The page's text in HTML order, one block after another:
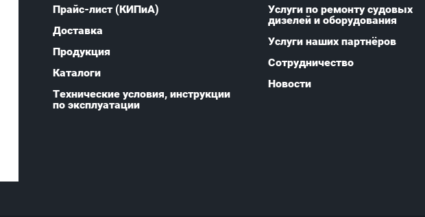
Прайс-лист (КИПиА)
Доставка
Продукция
Каталоги
Технические условия, инструкции
по эксплуатации
Услуги по ремонту судовых
дизелей и оборудования
Услуги наших партнёров
Сотрудничество
Новости